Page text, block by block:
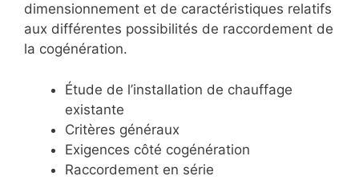
dimensionnement et de caractéristiques relatifs
aux différentes possibilités de raccordement de
la cogénération.
Étude de l’installation de chauffage
existante
Critères généraux
Exigences côté cogénération
Raccordement en série